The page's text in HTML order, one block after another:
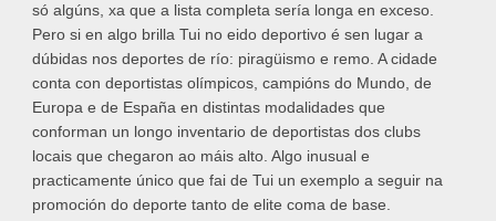
só algúns, xa que a lista completa sería longa en exceso.
Pero si en algo brilla Tui no eido deportivo é sen lugar a
dúbidas nos deportes de río: piragüismo e remo. A cidade
conta con deportistas olímpicos, campións do Mundo, de
Europa e de España en distintas modalidades que
conforman un longo inventario de deportistas dos clubs
locais que chegaron ao máis alto. Algo inusual e
practicamente único que fai de Tui un exemplo a seguir na
promoción do deporte tanto de elite coma de base.